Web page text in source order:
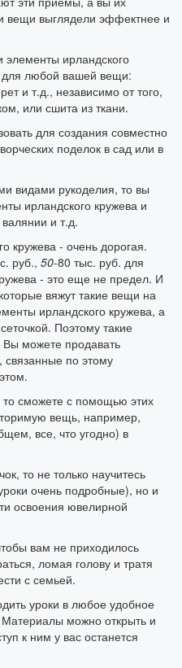
вещи выглядели эффектнее и
элементы ирландского
для любой вашей вещи:
и т.д., независимо от того,
или сшита из ткани.
для создания совместно
поделок в сад или в
видами рукоделия, то вы
ирландского кружева и
и т.д.
кружева - очень дорогая.
руб., 50-80 тыс. руб. для
- это еще не предел. И
вяжут такие вещи на
ирландского кружева, а
Поэтому такие
можете продавать
связанные по этому
сможете с помощью этих
вещь, например,
все, что угодно) в
то не только научитесь
очень подробные), но и
освоения ювелирной
вам не приходилось
ломая голову и тратя
с семьей.
уроки в любое удобное
Материалы можно открыть и
к ним у вас останется